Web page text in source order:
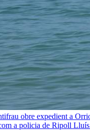
obre expedient a
a policia de Ripoll